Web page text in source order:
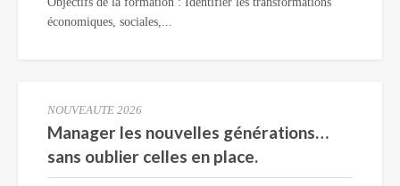
économiques, sociales,...
NOUVEAUTE 2026
Manager les nouvelles générations…
sans oublier celles en place.